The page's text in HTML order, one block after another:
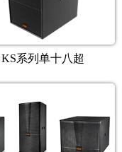
KS系列单十八超